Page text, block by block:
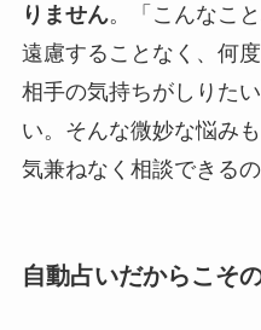
りません。「こんなこ
遠慮することなく、何
相手の気持ちがしりた
い。そんな微妙な悩み
気兼ねなく相談できるの
自動占いだからこそ